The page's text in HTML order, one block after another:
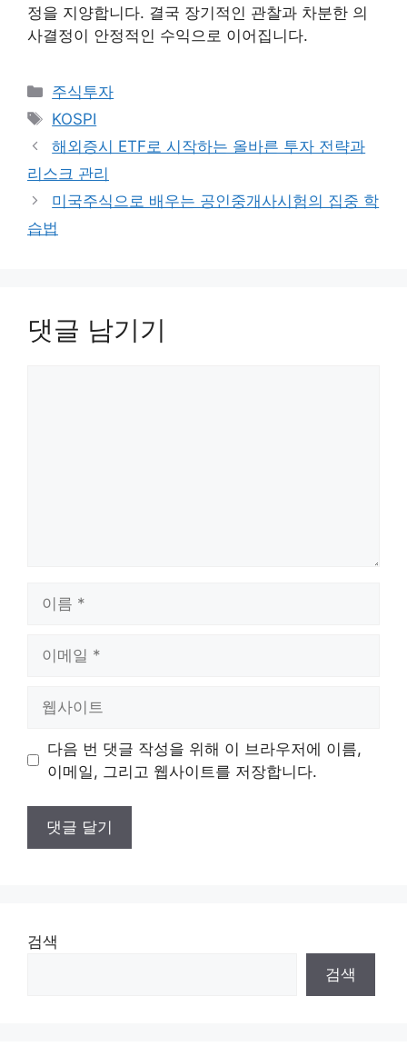
정을 지양합니다. 결국 장기적인 관찰과 차분한 의
사결정이 안정적인 수익으로 이어집니다.
카
테
리
주식투자
태
그
KOSPI
해외증시 ETF로 시작하는 올바른 투자 전략과
리스크 관리
미국주식으로 배우는 공인중개사시험의 집중 학
습법
댓글 남기기
트
다음 번 댓글 작성을 위해 이 브라우저에 이름,
이메일, 그리고 웹사이트를 저장합니다.
검색
검색